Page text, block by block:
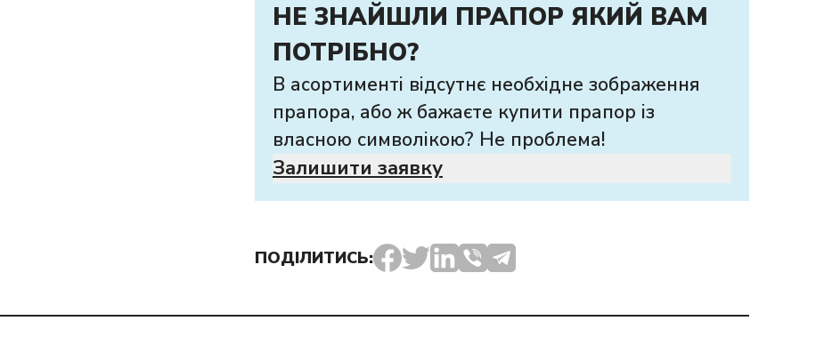
НЕ ЗНАЙШЛИ ПРАПОР ЯКИЙ ВАМ
ПОТРІБНО?
В асортименті відсутнє необхідне зображення
прапора, або ж бажаєте купити прапор із
власною символікою? Не проблема!
Залишити заявку
ПОДІЛИТИСЬ: